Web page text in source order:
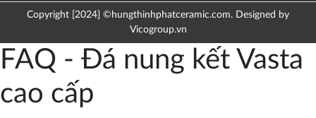
Copyright [2024] ©hungthinhphatceramic.com. Designed by
Vicogroup.vn
FAQ - Đá nung kết Vasta
cao cấp